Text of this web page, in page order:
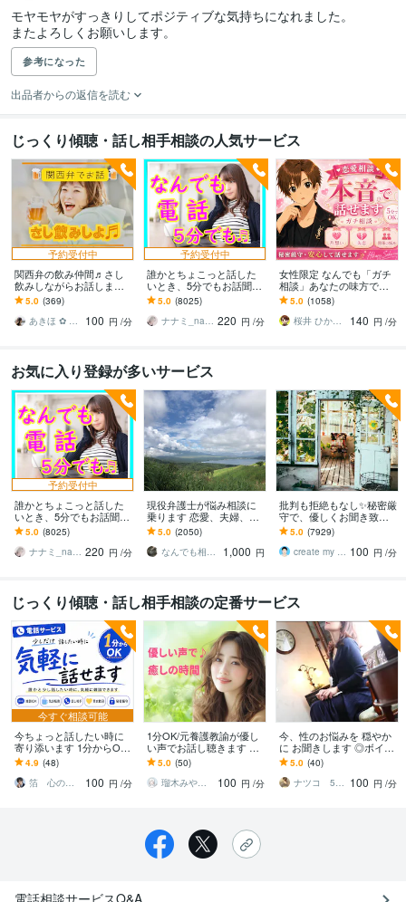
モヤモヤがすっきりしてポジティブな気持ちになれました。
またよろしくお願いします。
参考になった
出品者からの返信を読む
じっくり傾聴・話し相手相談の人気サービス
予約受付中
関西弁の飲み仲間♬さし
飲みしながらお話します
何となく話したい✨酔った
時のいい気分のまま⭐︎お話
しましょう
5.0 (369)
あきほ ✿ 元気を届ける関西女子✨
100 円 /分
予約受付中
誰かとちょこっと話した
いとき、5分でもお話聞き
ます 疲れた～、でもカウ
ンセリングじゃない、な
んとなく雑談聞いて～
5.0 (8025)
ナナミ_nanami 220 円 /分
女性限定 なんでも「ガチ
相談」あなたの味方で話
ます 男性目線で、あなた
の恋の“答え”を言葉にしま
す。
5.0 (1058)
桜井 ひかる｜経験豊富の恋愛相談室
140 円 /分
お気に入り登録が多いサービス
予約受付中
誰かとちょこっと話した
いとき、5分でもお話聞き
ます 疲れた～、でもカウ
ンセリングじゃない、な
んとなく雑談聞いて～
5.0 (8025)
ナナミ_nanami 220 円 /分
現役弁護士が悩み相談に
乗ります 恋愛、夫婦、学
校、会社、お金，単なる
愚痴など何でもOK！
5.0 (2050)
なんでも相談員
1,000 円
批判も拒絶もなし✨秘密厳
守で、優しくお聞き致し
ます ✨お試し１分から✨
違うかな？と思ったら途
中で切って構いません
5.0 (7929)
create my life 100 円 /分
じっくり傾聴・話し相手相談の定番サービス
今すぐ相談可能
今ちょっと話したい時に
寄り添います 1分からOK
｜雑談も気持ちの整理も
大丈夫
4.9 (48)
箔 心の相談室
100 円 /分
1分OK/元養護教諭が優し
い声でお話し聴きます 何
となくの雑談から悩みま
で♪話題が無くてもOK/ホ
ッとひと息
5.0 (50)
瑠木みや（Ruruki Miya）
100 円 /分
今、性のお悩みを 穏やか
に お聞きします ◎ボイス
サンプルあり◎男女問わ
ずお話してスッキリして
下さい
5.0 (40)
ナツコ 50代女性 ８月限定お値下げ中！ 100 円 /分